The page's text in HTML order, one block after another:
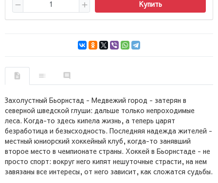
Купить
Захолустный Бьорнстад - Медвежий город - затерян в
северной шведской глуши: дальше только непроходимые
леса. Когда-то здесь кипела жизнь, а теперь царят
безработица и безысходность. Последняя надежда жителей -
местный юниорский хоккейный клуб, когда-то занявший
второе место в чемпионате страны. Хоккей в Бьорнстаде - не
просто спорт: вокруг него кипят нешуточные страсти, на нем
завязаны все интересы, от него зависит, как сложатся судьбы.